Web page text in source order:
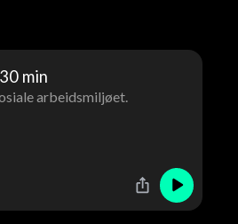
min
arbeidsmiljøet.